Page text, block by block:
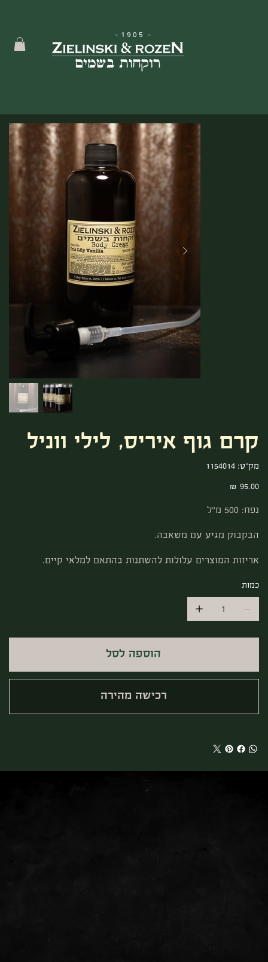
- 1905 -
קרם גוף איריס, לילי ווניל
מק"ט:
מק"ט
1154014
מחיר
נפח: 500 מ"ל
הבקבוק מגיע עם משאבה.
אריזות המוצרים עלולות להשתנות בהתאם למלאי קיים.
כמות
הוספה לסל
רכישה מהירה